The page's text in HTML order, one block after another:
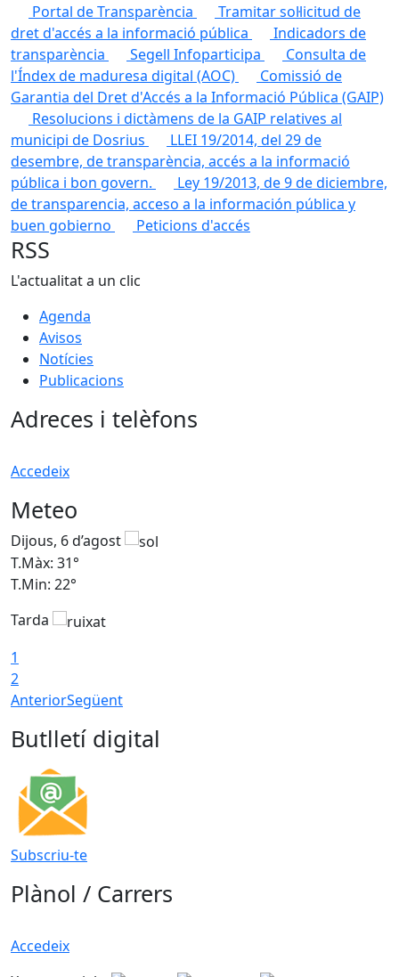
Portal de Transparència
Tramitar sol·licitud de
dret d'accés a la informació pública
Indicadors de
transparència
Segell Infoparticipa
Consulta de
l'Índex de maduresa digital (AOC)
Comissió de
Garantia del Dret d'Accés a la Informació Pública (GAIP)
Resolucions i dictàmens de la GAIP relatives al
municipi de Dosrius
LLEI 19/2014, del 29 de
desembre, de transparència, accés a la informació
pública i bon govern.
Ley 19/2013, de 9 de diciembre,
de transparencia, acceso a la información pública y
buen gobierno
Peticions d'accés
RSS
L'actualitat a un clic
Agenda
Avisos
Notícies
Publicacions
Adreces i telèfons
Accedeix
Meteo
Dijous, 6 d’agost
T.Màx: 31°
T.Min: 22°
Tarda
1
2
AnteriorSegüent
Butlletí digital
Subscriu-te
Plànol / Carrers
Accedeix